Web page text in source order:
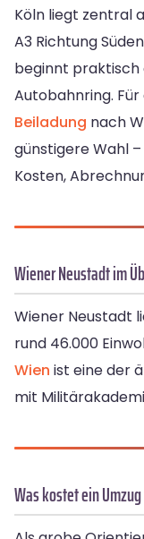
Köln liegt zentral
A3 Richtung
beginnt praktisch
Autobahnring.
Beiladung nach
günstigere Wahl
Kosten,
Wiener Neustadt im
Wiener Neustadt
rund 46.000
Wien ist eine der
mit
Was kostet ein